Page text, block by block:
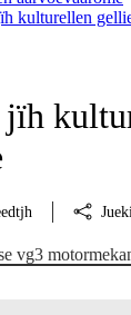
kulturellen
jïh
vg3